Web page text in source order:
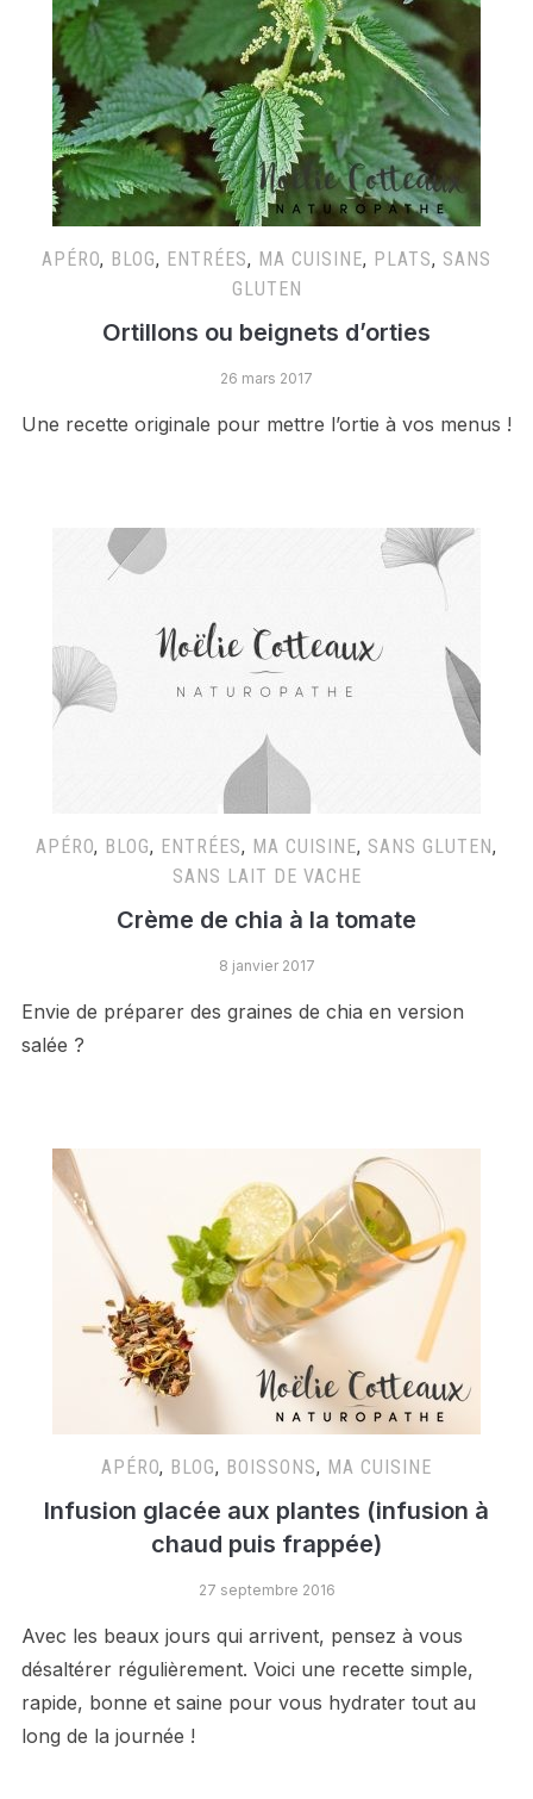
APÉRO, BLOG, ENTRÉES, MA CUISINE, PLATS, SANS
GLUTEN
Ortillons ou beignets d’orties
26 mars 2017
Une recette originale pour mettre l’ortie à vos menus !
APÉRO, BLOG, ENTRÉES, MA CUISINE, SANS GLUTEN,
SANS LAIT DE VACHE
Crème de chia à la tomate
8 janvier 2017
Envie de préparer des graines de chia en version
salée ?
APÉRO, BLOG, BOISSONS, MA CUISINE
Infusion glacée aux plantes (infusion à
chaud puis frappée)
27 septembre 2016
Avec les beaux jours qui arrivent, pensez à vous
désaltérer régulièrement. Voici une recette simple,
rapide, bonne et saine pour vous hydrater tout au
long de la journée !